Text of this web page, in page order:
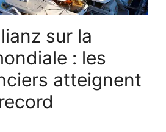
sur la
: les
atteignent